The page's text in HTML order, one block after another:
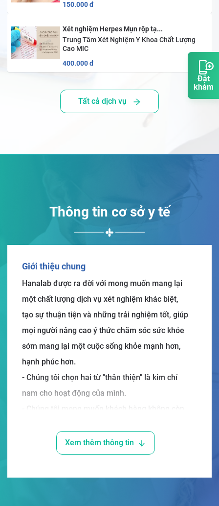
Đặt
khám
150.000đ
Xét nghiệm Herpes Mụn rộp tạ...
Trung Tâm Xét Nghiệm Y Khoa Chất Lượng
Cao MIC
400.000đ
Tất cả dịch vụ
Thông tin cơ sở y tế
Giới thiệu chung
Hanalab được ra đời với mong muốn mang lại
một chất lượng dịch vụ xét nghiệm khác biệt,
tạo sự thuận tiện và những trải nghiệm tốt, giúp
mọi người nâng cao ý thức chăm sóc sức khỏe
sớm mang lại một cuộc sống khỏe mạnh hơn,
hạnh phúc hơn.
- Chúng tôi chọn hai từ "thân thiện" là kim chỉ
nam cho hoạt động của mình.
- Chúng tôi mong muốn khách hàng không còn
- Chúng tôi đi tiên phong trong ngành xét
nghiệm khi áp dụng phương pháp lấy máu bằng
Xem thêm thông tin